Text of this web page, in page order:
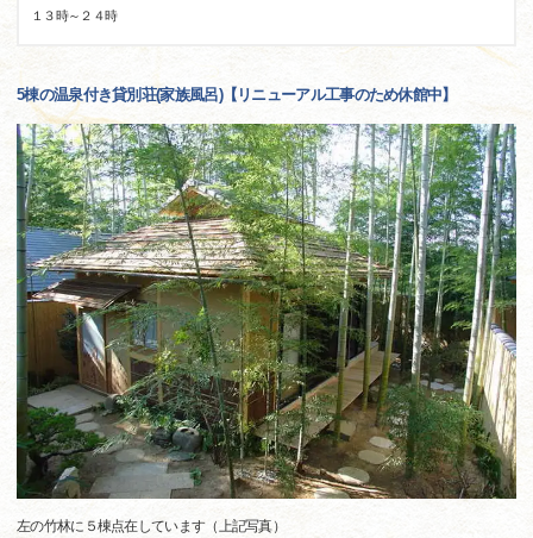
１３時～２４時
5棟の温泉付き貸別荘(家族風呂)【リニューアル工事のため休館中】
左の竹林に５棟点在しています（上記写真）